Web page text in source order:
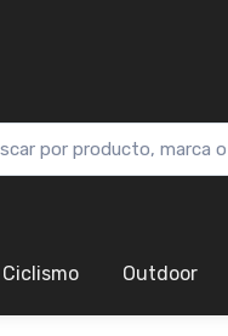
Ciclismo Outdoor